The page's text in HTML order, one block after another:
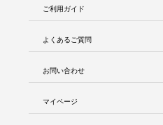
ご利用ガイド
よくあるご質問
お問い合わせ
マイページ